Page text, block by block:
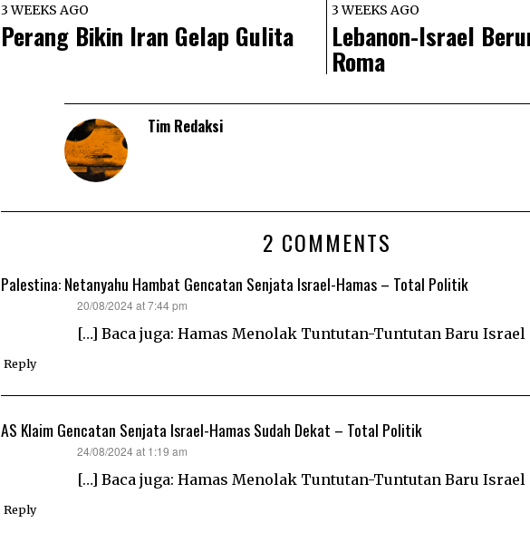
3 WEEKS AGO
Perang Bikin Iran Gelap Gulita
3 WEEKS AGO
Lebanon-Israel
Roma
Tim Redaksi
2 COMMENTS
Palestina: Netanyahu Hambat Gencatan Senjata Israel-Hamas – Total Politik
20/08/2024 at 7:44 pm
[…] Baca juga: Hamas Menolak Tuntutan-Tuntutan Baru
Reply
AS Klaim Gencatan Senjata Israel-Hamas Sudah Dekat – Total Politik
24/08/2024 at 1:19 am
[…] Baca juga: Hamas Menolak Tuntutan-Tuntutan Baru
Reply